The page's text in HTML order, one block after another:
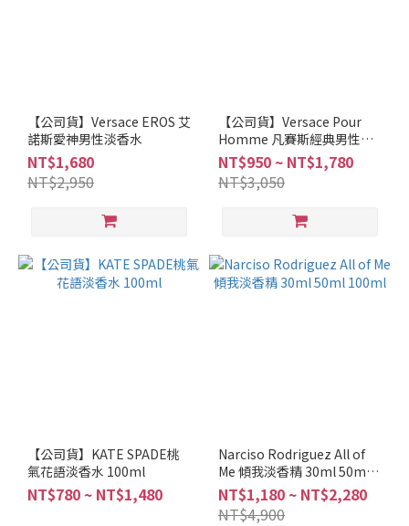
【公司貨】Versace EROS 艾
諾斯愛神男性淡香水
NT$1,680
NT$2,950
【公司貨】Versace Pour
Homme 凡賽斯經典男性淡
香水 30ml / 50ml / 100ml
NT$950 ~ NT$1,780
NT$3,050
【公司貨】KATE SPADE桃
氣花語淡香水 100ml
NT$780 ~ NT$1,480
Narciso Rodriguez All of
Me 傾我淡香精 30ml 50ml
100ml
NT$1,180 ~ NT$2,280
NT$4,900